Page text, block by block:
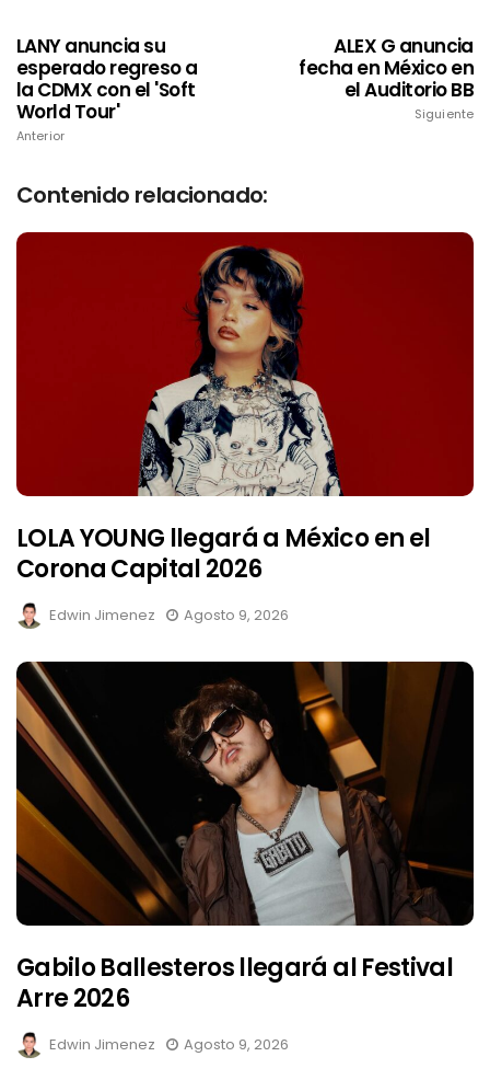
LANY anuncia su
esperado regreso a
la CDMX con el 'Soft
World Tour'
Anterior
ALEX G anuncia
fecha en México en
el Auditorio BB
Siguiente
Contenido relacionado:
LOLA YOUNG llegará a México en el
Corona Capital 2026
Edwin Jimenez Agosto 9, 2026
Gabilo Ballesteros llegará al Festival
Arre 2026
Edwin Jimenez Agosto 9, 2026